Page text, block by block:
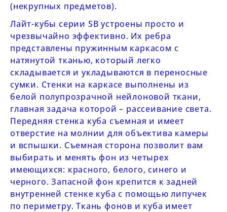
(некрупных предметов).
Лайт-кубы серии SBустроены просто и
чрезвычайно эффективно. Их ребра
представлены пружинным каркасом с
натянутой тканью, который легко
складывается и укладываются в переносные
сумки. Стенки на каркасе выполнены из
белой полупрозрачной нейлоновой ткани,
главная задача которой – рассеивание света.
Передняя стенка куба съемная и имеет
отверстие на молнии для объектива камеры
и вспышки. Съемная сторона позволит вам
выбирать и менять фон из четырех
имеющихся: красного, белого, синего и
черного. Запасной фон крепится к задней
внутренней стенке куба с помощью липучек
по периметру. Ткань фонов и куба имеет